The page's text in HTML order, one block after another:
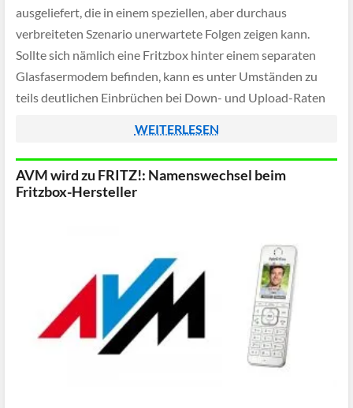
ausgeliefert, die in einem speziellen, aber durchaus
verbreiteten Szenario unerwartete Folgen zeigen kann.
Sollte sich nämlich eine Fritzbox hinter einem separaten
Glasfasermodem befinden, kann es unter Umständen zu
teils deutlichen Einbrüchen bei Down- und Upload-Raten
WEITERLESEN
AVM wird zu FRITZ!: Namenswechsel beim
Fritzbox-Hersteller